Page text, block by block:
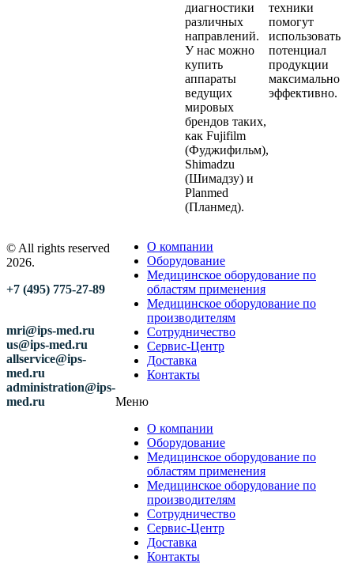
диагностики
различных
направлений.
У нас можно
купить
аппараты
ведущих
мировых
брендов таких,
как Fujifilm
(Фуджифильм),
Shimadzu
(Шимадзу) и
Planmed
(Планмед).
техники
помогут
использовать
потенциал
продукции
максимально
эффективно.
© All rights reserved
2026.
+7 (495) 775-27-89
mri@ips-med.ru
us@ips-med.ru
allservice@ips-
med.ru
administration@ips-
med.ru
О компании
Оборудование
Медицинское оборудование по
областям применения
Медицинское оборудование по
производителям
Сотрудничество
Сервис-Центр
Доставка
Контакты
Меню
О компании
Оборудование
Медицинское оборудование по
областям применения
Медицинское оборудование по
производителям
Сотрудничество
Сервис-Центр
Доставка
Контакты